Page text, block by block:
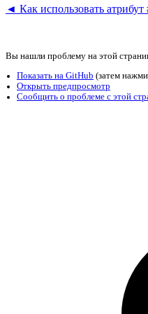
◄ Как использовать атрибут
Вы нашли проблему на
Открыть предпросмотр
Сообщить о проблеме с